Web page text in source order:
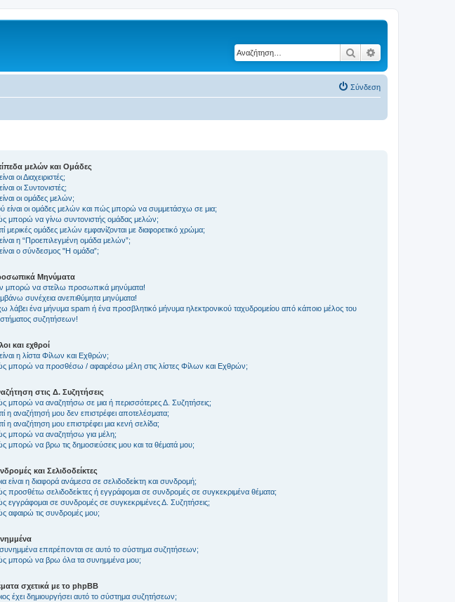
Αναζήτηση
Σύνδεση
μελών και Ομάδες
οι Διαχειριστές;
οι Συντονιστές;
οι ομάδες μελών;
είναι οι ομάδες μελών και πώς μπορώ να συμμετάσχω σε μια;
μπορώ να γίνω συντονιστής ομάδας μελών;
μερικές ομάδες μελών εμφανίζονται με διαφορετικό χρώμα;
η “Προεπιλεγμένη ομάδα μελών”;
ο σύνδεσμος "Η ομάδα”;
Μηνύματα
μπορώ να στείλω προσωπικά μηνύματα!
συνέχεια ανεπιθύμητα μηνύματα!
λάβει ένα μήνυμα spam ή ένα προσβλητικό μήνυμα ηλεκτρονικού ταχυδρομείου από κάποιο μέλος του
συζητήσεων!
και εχθροί
η λίστα Φίλων και Εχθρών;
μπορώ να προσθέσω / αφαιρέσω μέλη στις λίστες Φίλων και Εχθρών;
στις Δ. Συζητήσεις
μπορώ να αναζητήσω σε μια ή περισσότερες Δ. Συζητήσεις;
η αναζήτησή μου δεν επιστρέφει αποτελέσματα;
η αναζήτηση μου επιστρέφει μια κενή σελίδα;
μπορώ να αναζητήσω για μέλη;
μπορώ να βρω τις δημοσιεύσεις μου και τα θέματά μου;
και Σελιδοδείκτες
είναι η διαφορά ανάμεσα σε σελιδοδείκτη και συνδρομή;
προσθέτω σελιδοδείκτες ή εγγράφομαι σε συνδρομές σε συγκεκριμένα θέματα;
εγγράφομαι σε συνδρομές σε συγκεκριμένες Δ. Συζητήσεις;
αφαιρώ τις συνδρομές μου;
επιτρέπονται σε αυτό το σύστημα συζητήσεων;
μπορώ να βρω όλα τα συνημμένα μου;
σχετικά με το phpBB
έχει δημιουργήσει αυτό το σύστημα συζητήσεων;